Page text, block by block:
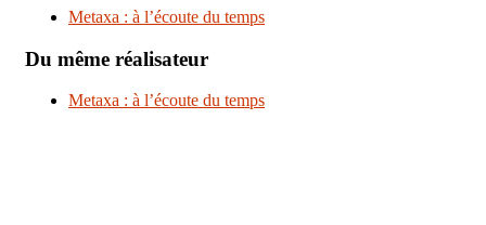
Metaxa : à l’écoute du temps
Du même réalisateur
Metaxa : à l’écoute du temps